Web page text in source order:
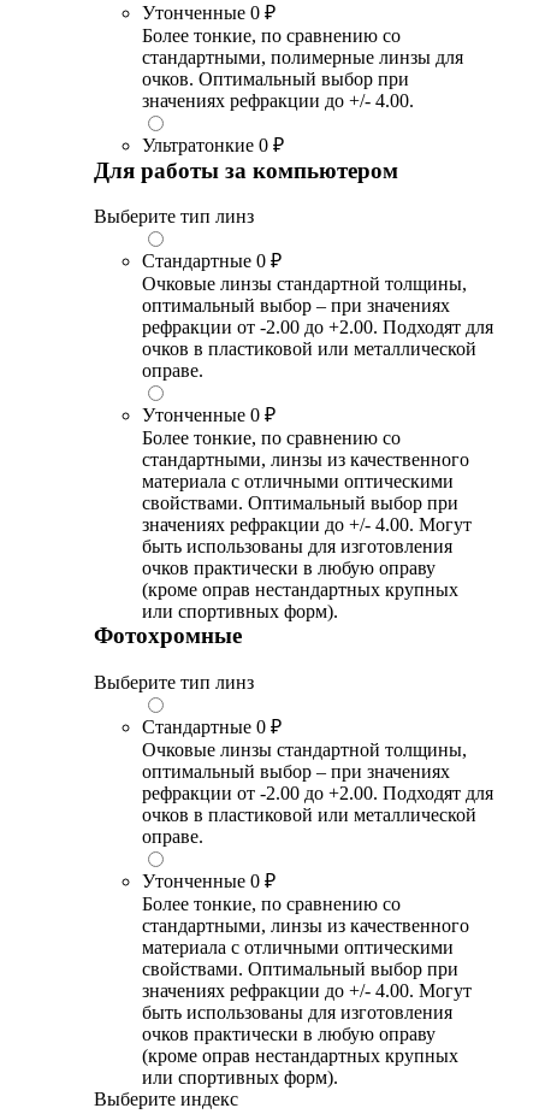
Утонченные 0 ₽
Более тонкие, по сравнению со
стандартными, полимерные линзы для
очков. Оптимальный выбор при
значениях рефракции до +/- 4.00.
Ультратонкие 0 ₽
Для работы за компьютером
Выберите тип линз
Стандартные 0 ₽
Очковые линзы стандартной толщины,
оптимальный выбор – при значениях
рефракции от -2.00 до +2.00. Подходят для
очков в пластиковой или металлической
оправе.
Утонченные 0 ₽
Более тонкие, по сравнению со
стандартными, линзы из качественного
материала с отличными оптическими
свойствами. Оптимальный выбор при
значениях рефракции до +/- 4.00. Могут
быть использованы для изготовления
очков практически в любую оправу
(кроме оправ нестандартных крупных
или спортивных форм).
Фотохромные
Выберите тип линз
Стандартные 0 ₽
Очковые линзы стандартной толщины,
оптимальный выбор – при значениях
рефракции от -2.00 до +2.00. Подходят для
очков в пластиковой или металлической
оправе.
Утонченные 0 ₽
Более тонкие, по сравнению со
стандартными, линзы из качественного
материала с отличными оптическими
свойствами. Оптимальный выбор при
значениях рефракции до +/- 4.00. Могут
быть использованы для изготовления
очков практически в любую оправу
(кроме оправ нестандартных крупных
или спортивных форм).
Выберите индекс